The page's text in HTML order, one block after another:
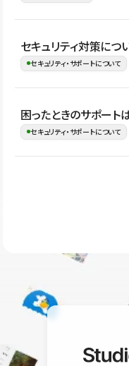
はい。CMSやコンポーネ
ことで、デザインを崩し
ながらレイアウトに影響
す。
セキュリティ対策につ
セキュリティ・サポートについて
Studioでは、公開サイト
の暗号化、データ保護、
はSSL/TLSによる通信暗
困ったときのサポート
セキュリティ・サポートについて
操作方法や機能につい
ユーザー同士で質問・相